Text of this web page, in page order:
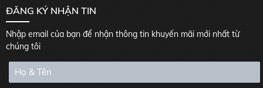
ĐĂNG KÝ NHẬN TIN
Nhập email của bạn để nhận thông tin khuyến mãi mới nhất từ
chúng tôi